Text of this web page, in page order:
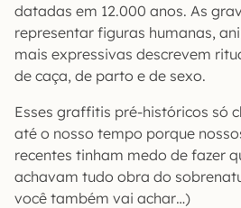
datadas em 12.000 anos. As
representar figuras humanas,
mais expressivas descrevem
de caça, de parto e de sexo.
Esses graffitis pré-históricos só
até o nosso tempo porque
recentes tinham medo de fazer
achavam tudo obra do
você também vai achar…)